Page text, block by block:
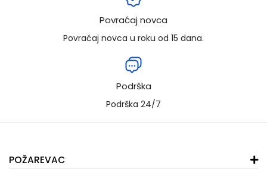
Povraćaj novca
Povraćaj novca u roku od 15 dana.
Podrška
Podrška 24/7
POŽAREVAC